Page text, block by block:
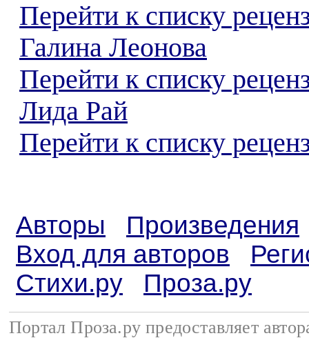
Перейти к списку
Галина Леонова
Перейти к списку
Лида Рай
Перейти к списку
Авторы
Произведения
Вход для авторов
Стихи.ру
Проза.ру
Портал Проза.ру предоставляет